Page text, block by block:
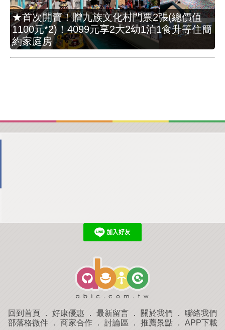
★首次開賣！贈九族文化村門票2張(總價值
1100元*2)！4099元享2大2幼1泊1食升等住簡
約家庭房
回到首頁 ． 好康優惠 ． 最新留言 ． 關於我們 ． 聯絡我們
部落格微件． 商家合作． 討論區 ． 推薦景點． APP下載